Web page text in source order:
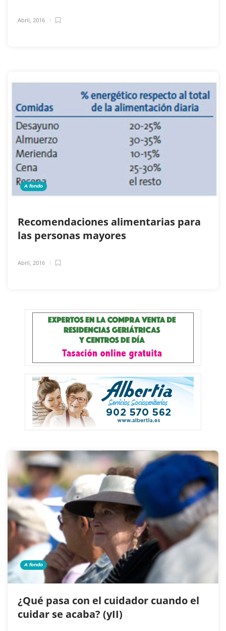
Abril, 2016
A fondo
Recomendaciones alimentarias para
las personas mayores
Abril, 2016
A fondo
¿Qué pasa con el cuidador cuando el
cuidar se acaba? (yII)